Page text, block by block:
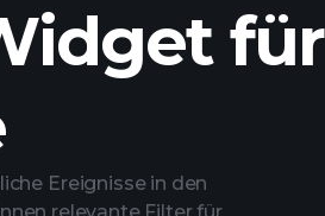
für
Ereignisse in den